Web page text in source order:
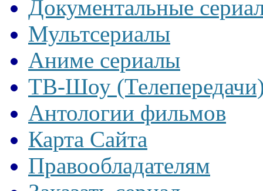
Документальные
Мультсериалы
Аниме сериалы
ТВ-Шоу
Антологии фильмов
Карта Сайта
Правообладателям